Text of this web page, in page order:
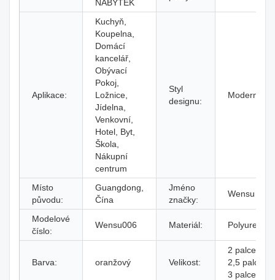
NÁBYTEK
Aplikace:
Kuchyň,
Koupelna,
Domácí
kancelář,
Obývací
Pokoj,
Ložnice,
Jídelna,
Venkovní,
Hotel, Byt,
Škola,
Nákupní
centrum
Styl
designu:
Moderní
Místo
původu:
Guangdong,
Čína
Jméno
značky:
Wensu
Modelové
číslo:
Wensu006 Materiál: Polyuretan
Barva: oranžový Velikost:
2 palce /
2,5 palce /
3 palce